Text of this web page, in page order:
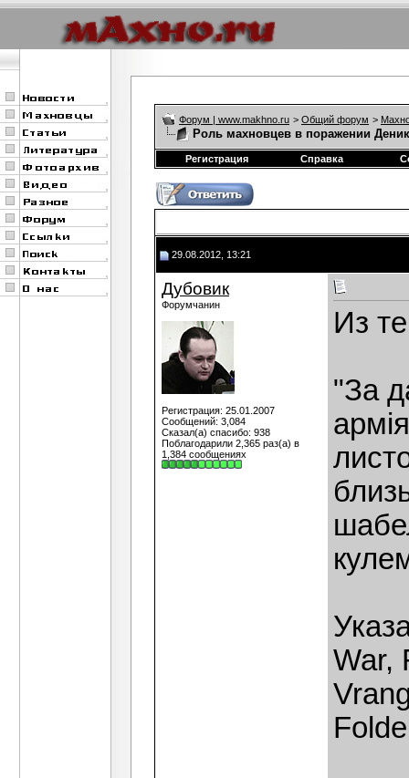
Форум | www.makhno.ru > Общий форум >
Роль махновцев в поражении
Регистрация Справка
29.08.2012, 13:21
Дубовик
Форумчанин
Регистрация: 25.01.2007
Сообщений: 3,084
Сказал(а) спасибо: 938
Поблагодарили 2,365 раз(а) в
1,384 сообщениях
Из
"За
War,